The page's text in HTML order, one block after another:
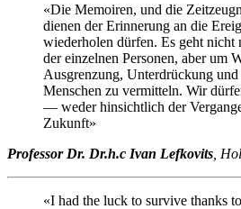
«Die Memoiren, und die
dienen der Erinnerung an die
wiederholen dürfen. Es geht nicht
der einzelnen Personen, aber um
Ausgrenzung, Unterdrückung
Menschen zu vermitteln. Wir
— weder hinsichtlich der
Zukunft»
Professor Dr. Dr.h.c Ivan Lefkovits ,
«I had the luck to survive thanks